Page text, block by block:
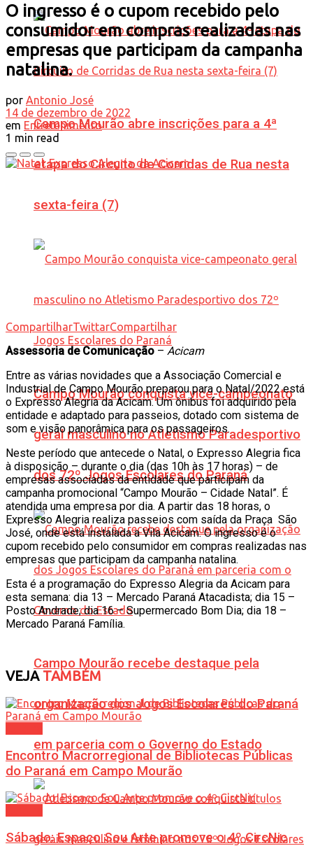
Campo Mourão abre inscrições para a 4ª
etapa do Circuito de Corridas de Rua nesta
sexta-feira (7)
Campo Mourão conquista vice-campeonato
geral masculino no Atletismo Paradesportivo
dos 72º Jogos Escolares do Paraná
Campo Mourão recebe destaque pela
organização dos Jogos Escolares do Paraná
em parceria com o Governo do Estado
O ingresso é o cupom recebido pelo
consumidor em compras realizadas nas
empresas que participam da campanha
natalina.
por Antonio José
14 de dezembro de 2022
em Entretenimento
1 min read
CompartilharTwittarCompartilhar
Assessoria de Comunicação – Acicam
Entre as várias novidades que a Associação Comercial e
Industrial de Campo Mourão preparou para o Natal/2022 está
o Expresso Alegria da Acicam. Um ônibus foi adquirido pela
entidade e adaptado para passeios, dotado com sistema de
som e visão panorâmica para os passageiros.
Neste período que antecede o Natal, o Expresso Alegria fica
à disposição – durante o dia (das 10h às 17 horas) – de
empresas associadas da entidade que participam da
campanha promocional “Campo Mourão – Cidade Natal”. É
atendida uma empresa por dia. A partir das 18 horas, o
Expresso Alegria realiza passeios com saída da Praça São
José, onde está instalada a Vila Acicam. O ingresso é o
cupom recebido pelo consumidor em compras realizadas nas
empresas que participam da campanha natalina.
Esta é a programação do Expresso Alegria da Acicam para
esta semana: dia 13 – Mercado Paraná Atacadista; dia 15 –
Posto Andrade; dia 16 – Supermercado Bom Dia; dia 18 –
Mercado Paraná Família.
VEJATAMBÉM
Encontro Macrorregional de Bibliotecas Públicas
do Paraná em Campo Mourão
Sábado: Espaço Sou Arte promove o 4º CircNic